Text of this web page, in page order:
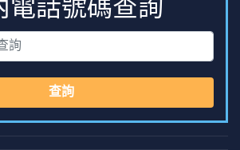
電話號碼查詢
查詢